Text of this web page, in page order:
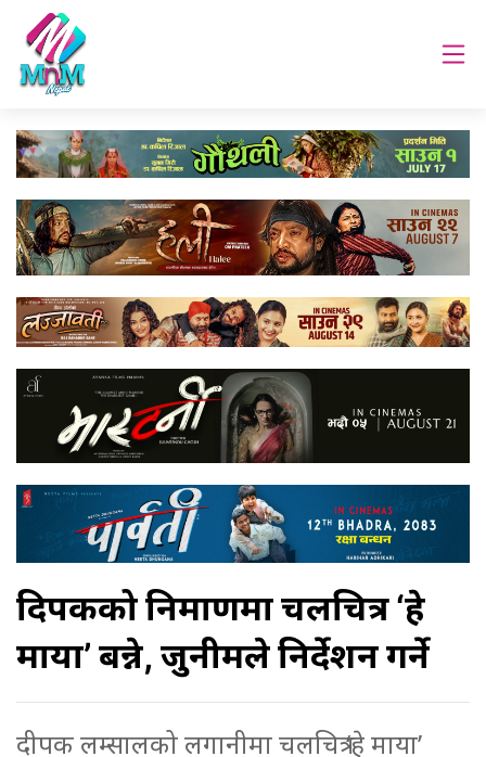
दिपकको निर्माणमा चलचित्र ‘हे
माया’ बन्ने, जुनीमले निर्देशन गर्ने
दीपक लम्सालको लगानीमा चलचित्र ‘हे माया’